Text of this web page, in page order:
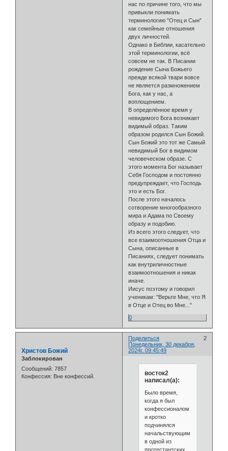
нас по причине того, что мы
привыкли понимать
терминологию "Отец и Сын"
как семейные отношения
двух личностей.
Однако в Библии, касательно
этой терминологии, всё
совсем не так. В Писании
рождение Сына Божьего
прежде всякой твари вовсе
не является размножением
Бога, как у нас, а
воплощением.
В определённое время у
невидимого Бога возникает
видимый образ. Таким
образом родился Сын Божий.
Сын Божий это тот же Самый
невидимый Бог в видимом
человеческом образе. С
этого момента Бог называет
Себя Господом и постоянно
предупреждает, что Господь
это и есть Бог.
После этого началось
сотворение многообразного
мира и Адама по Своему
образу и подобию.
Из всего этого следует, что
все взаимоотношения Отца и
Сына, описанные в
Писаниях, следует понимать
как внутриличностные
взаимоотношения и никак
иначе.
Иисус поэтому и говорил
ученикам: "Верьте Мне, что Я
в Отце и Отец во Мне..."
0
Поделиться
2
Понедельник, 30 декабря,
2024г. 09:45:49
Христов Божий
Заблокирован
Сообщений: 7857
Конфессия: Вне конфессий.
восток2
написал(а):
Было время,
когда я был
конфессионалом
и кротко
подчинялся
начальствующим
в одной из
протестантских